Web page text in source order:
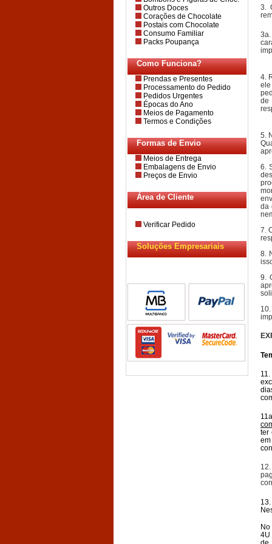
Outros Doces
Corações de Chocolate
Postais com Chocolate
Consumo Familiar
Packs Poupança
Como Funciona?
Prendas e Presentes
Processamento do Pedido
Pedidos Urgentes
Épocas do Ano
Meios de Pagamento
Termos e Condições
Formas de Envio
Meios de Entrega
Embalagens de Envio
Preços de Envio
Área de Cliente
Verificar Pedido
Soluções Empresariais
3.
4.
de
5.
6.
da
7.
8.
9.
ter
4U